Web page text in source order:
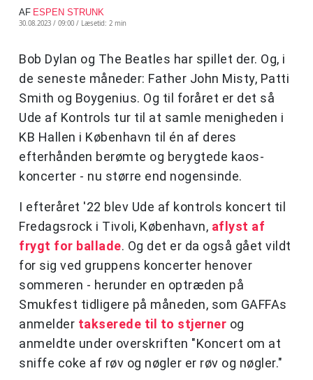
AF ESPEN STRUNK
30.08.2023 / 09:00 / Læsetid: 2 min
Bob Dylan og The Beatles har spillet der. Og, i
de seneste måneder: Father John Misty, Patti
Smith og Boygenius. Og til foråret er det så
Ude af Kontrols tur til at samle menigheden i
KB Hallen i København til én af deres
efterhånden berømte og berygtede kaos-
koncerter - nu større end nogensinde.
I efteråret '22 blev Ude af kontrols koncert til
Fredagsrock i Tivoli, København, aflyst af
frygt for ballade. Og det er da også gået vildt
for sig ved gruppens koncerter henover
sommeren - herunder en optræden på
Smukfest tidligere på måneden, som GAFFAs
anmelder takserede til to stjerner og
anmeldte under overskriften "Koncert om at
sniffe coke af røv og nøgler er røv og nøgler."